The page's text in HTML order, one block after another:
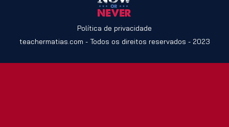
Política de privacidade
teachermatias.com - Todos os direitos reservados - 2023